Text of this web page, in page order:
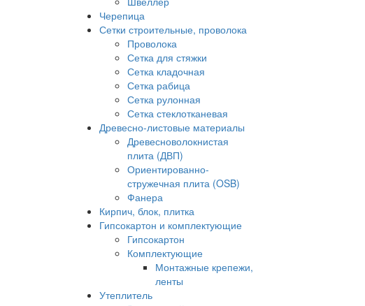
Черепица
Сетки строительные, проволока
Проволока
Сетка для стяжки
Сетка кладочная
Сетка рабица
Сетка рулонная
Сетка стеклотканевая
Древесно-листовые материалы
Древесноволокнистая
плита (ДВП)
Ориентированно-
стружечная плита (OSB)
Фанера
Кирпич, блок, плитка
Гипсокартон и комплектующие
Гипсокартон
Комплектующие
Монтажные крепежи,
ленты
Утеплитель